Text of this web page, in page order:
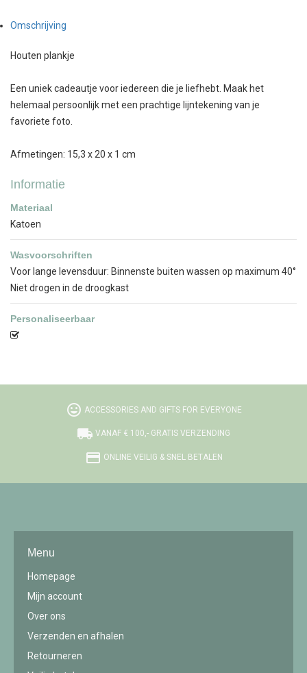
Omschrijving
Houten plankje
Een uniek cadeautje voor iedereen die je liefhebt. Maak het
helemaal persoonlijk met een prachtige lijntekening van je
favoriete foto.
Afmetingen: 15,3 x 20 x 1 cm
Informatie
Materiaal
Katoen
Wasvoorschriften
Voor lange levensduur: Binnenste buiten wassen op maximum 40°
Niet drogen in de droogkast
Personaliseerbaar
tag_faces ACCESSORIES AND GIFTS FOR EVERYONE
local_shipping VANAF € 100,- GRATIS VERZENDING
credit_card ONLINE VEILIG & SNEL BETALEN
Menu
Homepage
Mijn account
Over ons
Verzenden en afhalen
Retourneren